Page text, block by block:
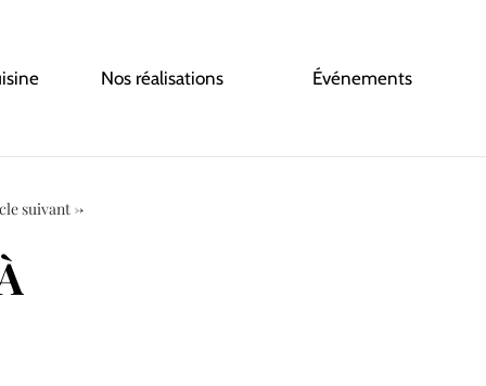
Nos réalisations Événements
suivant →